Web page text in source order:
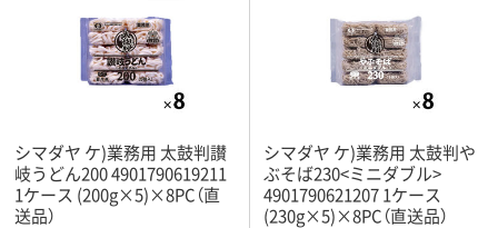
シマダヤ ケ)業務用 太鼓判讃
岐うどん200 4901790619211
1ケース (200g×5)×8PC（直
送品）
シマダヤ ケ)業務用 太鼓判や
ぶそば230<ミニダブル>
4901790621207 1ケース
(230g×5)×8PC（直送品）